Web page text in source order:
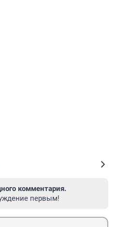
комментария.
первым!